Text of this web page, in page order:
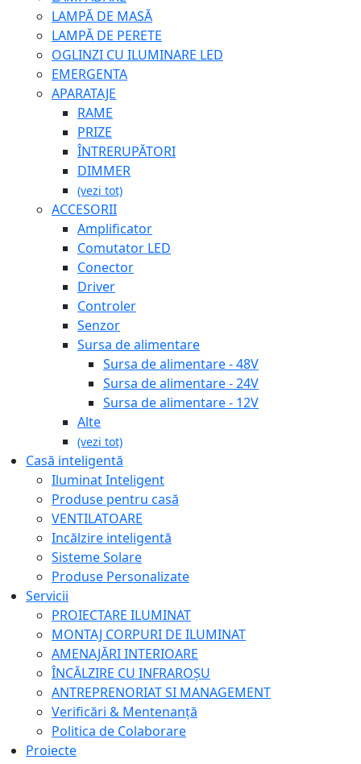
LAMPĂ DE MASĂ
LAMPĂ DE PERETE
OGLINZI CU ILUMINARE LED
EMERGENTA
APARATAJE
RAME
PRIZE
ÎNTRERUPĂTORI
DIMMER
(vezi tot)
ACCESORII
Amplificator
Comutator LED
Conector
Driver
Controler
Senzor
Sursa de alimentare
Sursa de alimentare - 48V
Sursa de alimentare - 24V
Sursa de alimentare - 12V
Alte
(vezi tot)
Casă inteligentă
Iluminat Inteligent
Produse pentru casă
VENTILATOARE
Incălzire inteligentă
Sisteme Solare
Produse Personalizate
Servicii
PROIECTARE ILUMINAT
MONTAJ CORPURI DE ILUMINAT
AMENAJĂRI INTERIOARE
ÎNCĂLZIRE CU INFRAROȘU
ANTREPRENORIAT SI MANAGEMENT
Verificări & Mentenanță
Politica de Colaborare
Proiecte